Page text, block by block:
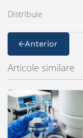
Distribuie
Anterior
Articole similare